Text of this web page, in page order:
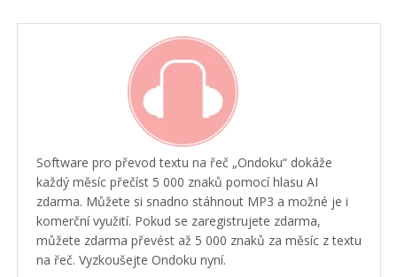
Software pro převod textu na řeč „Ondoku“ dokáže
každý měsíc přečíst 5 000 znaků pomocí hlasu AI
zdarma. Můžete si snadno stáhnout MP3 a možné je i
komerční využití. Pokud se zaregistrujete zdarma,
můžete zdarma převést až 5 000 znaků za měsíc z textu
na řeč. Vyzkoušejte Ondoku nyní.